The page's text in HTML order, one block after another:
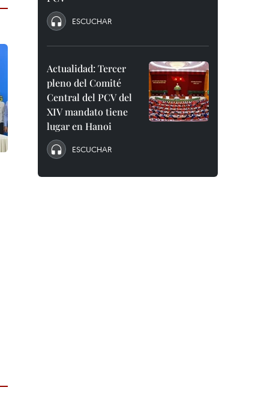
ESCUCHAR
Actualidad: Tercer
pleno del Comité
Central del PCV del
XIV mandato tiene
lugar en Hanoi
ESCUCHAR